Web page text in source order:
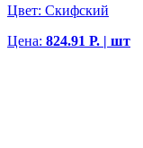
Цвет: Скифский
Цена: 824.91 Р. | шт